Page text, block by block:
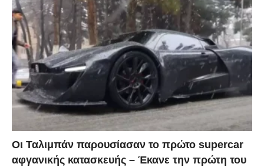
Οι Ταλιμπάν παρουσίασαν το πρώτο supercar
αφγανικής κατασκευής – Έκανε την πρώτη του